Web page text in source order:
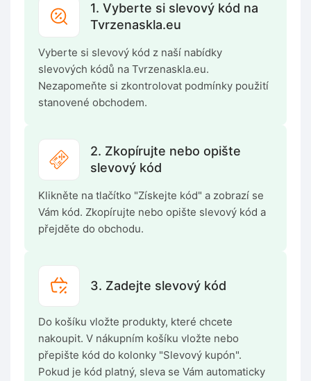
1. Vyberte si slevový kód na
Tvrzenaskla.eu
Vyberte si slevový kód z naší nabídky
slevových kódů na Tvrzenaskla.eu.
Nezapomeňte si zkontrolovat podmínky použití
stanovené obchodem.
2. Zkopírujte nebo opište
slevový kód
Klikněte na tlačítko "Získejte kód" a zobrazí se
Vám kód. Zkopírujte nebo opište slevový kód a
přejděte do obchodu.
3. Zadejte slevový kód
Do košíku vložte produkty, které chcete
nakoupit. V nákupním košíku vložte nebo
přepište kód do kolonky "Slevový kupón".
Pokud je kód platný, sleva se Vám automaticky